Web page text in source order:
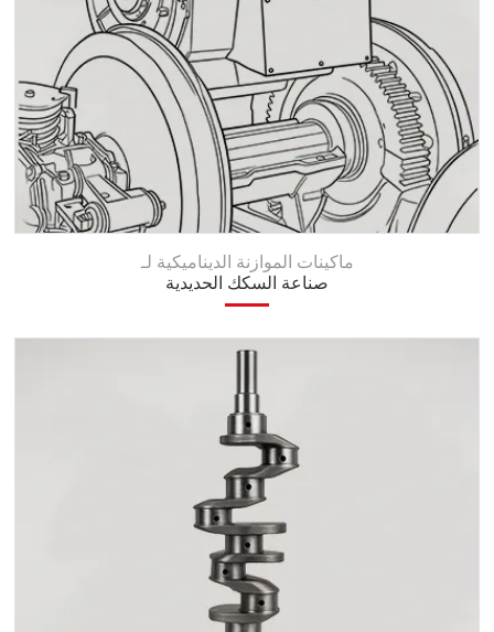
ماكينات الموازنة الديناميكية لـ
صناعة السكك الحديدية